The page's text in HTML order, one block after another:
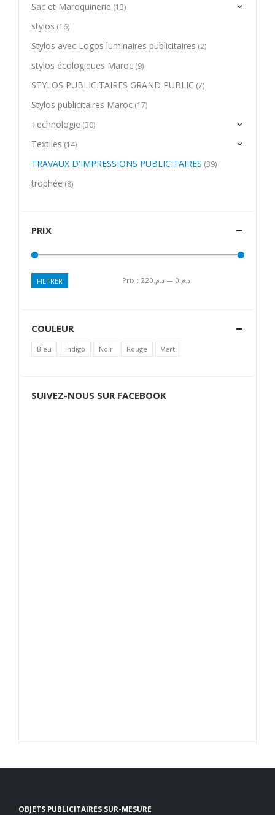
Sac et Maroquinerie (13)
stylos (16)
Stylos avec Logos luminaires publicitaires (2)
stylos écologiques Maroc (9)
STYLOS PUBLICITAIRES GRAND PUBLIC (7)
Stylos publicitaires Maroc (17)
Technologie (30)
Textiles (14)
TRAVAUX D'IMPRESSIONS PUBLICITAIRES (39)
trophée (8)
PRIX
Prix
Prix
FILTRER Prix : د.م.0 — د.م.220
COULEUR
Bleu indigo Noir Rouge Vert
SUIVEZ-NOUS SUR FACEBOOK
OBJETS PUBLICITAIRES SUR-MESURE